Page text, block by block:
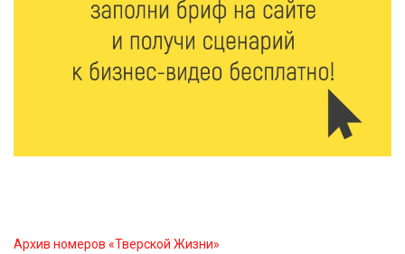
7 Авг 2026 15:37 222
Жителям Тверской области напомнили об
7 Авг 2026 15:30 279
Архив номеров «Тверской Жизни»